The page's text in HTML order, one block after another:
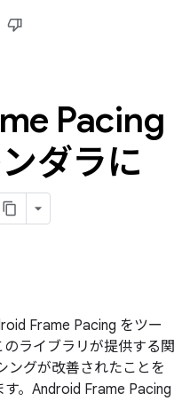
Pacing
ダラに
Frame Pacing をツー
ライブラリが提供する関
ングが改善されたことを
。Android Frame Pacing